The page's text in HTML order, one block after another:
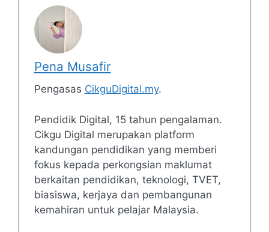
Pena Musafir
Pengasas CikguDigital.my.
Pendidik Digital, 15 tahun pengalaman.
Cikgu Digital merupakan platform
kandungan pendidikan yang memberi
fokus kepada perkongsian maklumat
berkaitan pendidikan, teknologi, TVET,
biasiswa, kerjaya dan pembangunan
kemahiran untuk pelajar Malaysia.